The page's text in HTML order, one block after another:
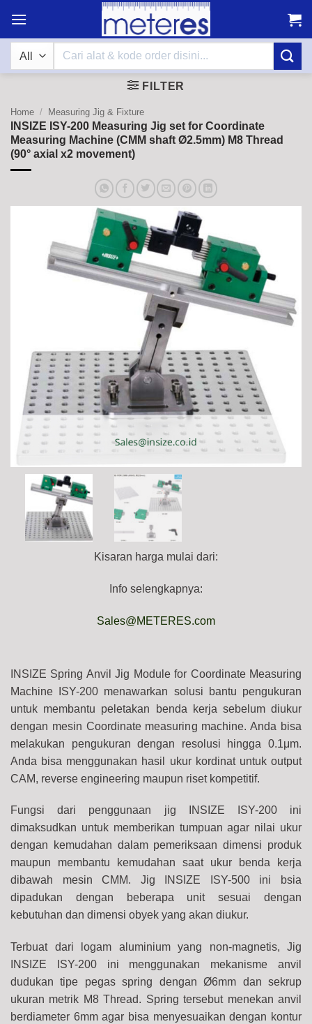
content
Search
FILTER
Home / Measuring Jig & Fixture
INSIZE ISY-200 Measuring Jig set for Coordinate
Measuring Machine (CMM shaft Ø2.5mm) M8 Thread
(90° axial x2 movement)
Kisaran harga mulai dari:
Info selengkapnya:
Sales@METERES.com
INSIZE Spring Anvil Jig Module for Coordinate Measuring
Machine ISY-200 menawarkan solusi bantu pengukuran
untuk membantu peletakan benda kerja sebelum diukur
dengan mesin Coordinate measuring machine. Anda bisa
melakukan pengukuran dengan resolusi hingga 0.1μm.
Anda bisa menggunakan hasil ukur kordinat untuk output
CAM, reverse engineering maupun riset kompetitif.
Fungsi dari penggunaan jig INSIZE ISY-200 ini
dimaksudkan untuk memberikan tumpuan agar nilai ukur
dengan kemudahan dalam pemeriksaan dimensi produk
maupun membantu kemudahan saat ukur benda kerja
dibawah mesin CMM. Jig INSIZE ISY-500 ini bsia
dipadukan dengan beberapa unit sesuai dengan
kebutuhan dan dimensi obyek yang akan diukur.
Terbuat dari logam aluminium yang non-magnetis, Jig
INSIZE ISY-200 ini menggunakan mekanisme anvil
dudukan tipe pegas spring dengan Ø6mm dan sekrup
ukuran metrik M8 Thread. Spring tersebut menekan anvil
berdiameter 6mm agar bisa menyesuaikan dengan kontur